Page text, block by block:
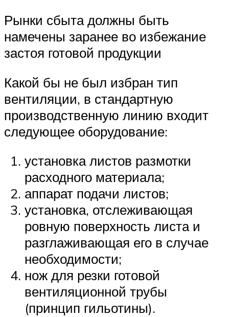
Рынки сбыта должны быть
намечены заранее во избежание
застоя готовой продукции
Какой бы не был избран тип
вентиляции, в стандартную
производственную линию входит
следующее оборудование:
установка листов размотки
расходного материала;
аппарат подачи листов;
установка, отслеживающая
ровную поверхность листа и
разглаживающая его в случае
необходимости;
нож для резки готовой
вентиляционной трубы
(принцип гильотины).